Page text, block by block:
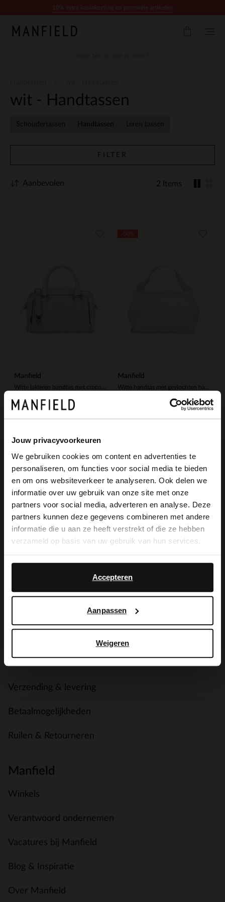
Jouw privacyvoorkeuren
We gebruiken cookies om content en advertenties te
personaliseren, om functies voor social media te bieden
en om ons websiteverkeer te analyseren. Ook delen we
informatie over uw gebruik van onze site met onze
partners voor social media, adverteren en analyse. Deze
partners kunnen deze gegevens combineren met andere
informatie die u aan ze heeft verstrekt of die ze hebben
verzameld op basis van uw gebruik van hun services.
Accepteren
Aanpassen
Weigeren
wit - Handtassen
Schoudertassen Handtassen Leren tassen
FILTER
2 Items
Aanbevolen
Manfield
99.99
Manfield
De My Manfield
voordelen wachten
op je.
AANMELDEN MY MANFIELD
Meer over My Manfield
Verzending & levering
Betaalmogelijkheden
Ruilen & Retourneren
Manfield
Winkels
Verantwoord ondernemen
Vacatures bij Manfield
Blog & Inspiratie
Over Manfield
×
View this website in English?
It looks like your language isn't Dutch. Would
you like to switch to English?
English